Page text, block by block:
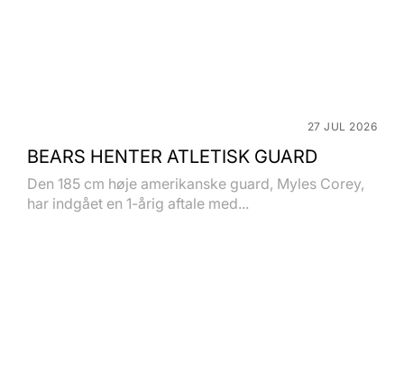
27 JUL 2026
BEARS HENTER ATLETISK GUARD
Den 185 cm høje amerikanske guard, Myles Corey,
har indgået en 1-årig aftale med...